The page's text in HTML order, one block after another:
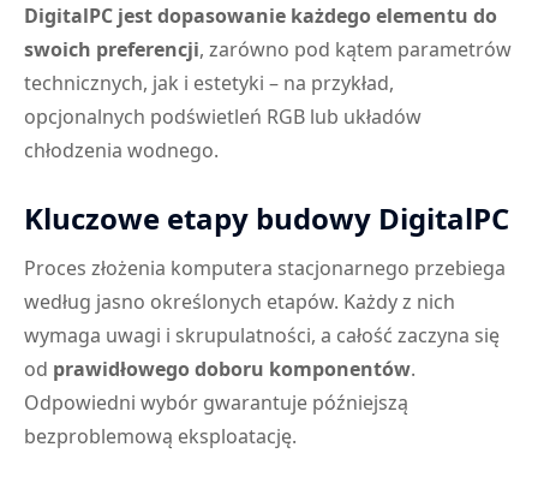
DigitalPC jest dopasowanie każdego elementu do
swoich preferencji, zarówno pod kątem parametrów
technicznych, jak i estetyki – na przykład,
opcjonalnych podświetleń RGB lub układów
chłodzenia wodnego.
Kluczowe etapy budowy DigitalPC
Proces złożenia komputera stacjonarnego przebiega
według jasno określonych etapów. Każdy z nich
wymaga uwagi i skrupulatności, a całość zaczyna się
od prawidłowego doboru komponentów.
Odpowiedni wybór gwarantuje późniejszą
bezproblemową eksploatację.